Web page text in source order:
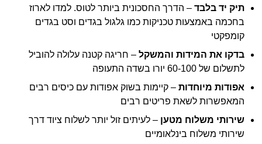
תיק יד בלבד – הדרך החסכונית ביותר לטוס. למדו לארוז
בחכמה באמצעות טכניקות כמו גלגול בגדים וסט בגדים
קומפקטי
בדקו את המידות והמשקל – חריגה קטנה עלולה להוביל
לתשלום של 60-100 יורו בשדה התעופה
אפודות מיוחדות – קיימות בשוק אפודות עם כיסים רבים
המאפשרות לשאת פריטים רבים
שירותי משלוח מטען – לעיתים זול יותר לשלוח ציוד דרך
שירותי משלוח בינלאומיים